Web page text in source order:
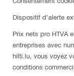
Dispositif d’alerte
Prix nets pro HTVA
entreprises avec
hilti.lu, vous voyez
conditions